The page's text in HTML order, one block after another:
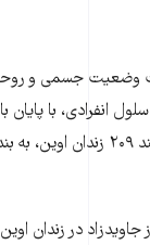
وضعیت جسمی و
با پایان
وزارت اطلاعات موسوم به بند